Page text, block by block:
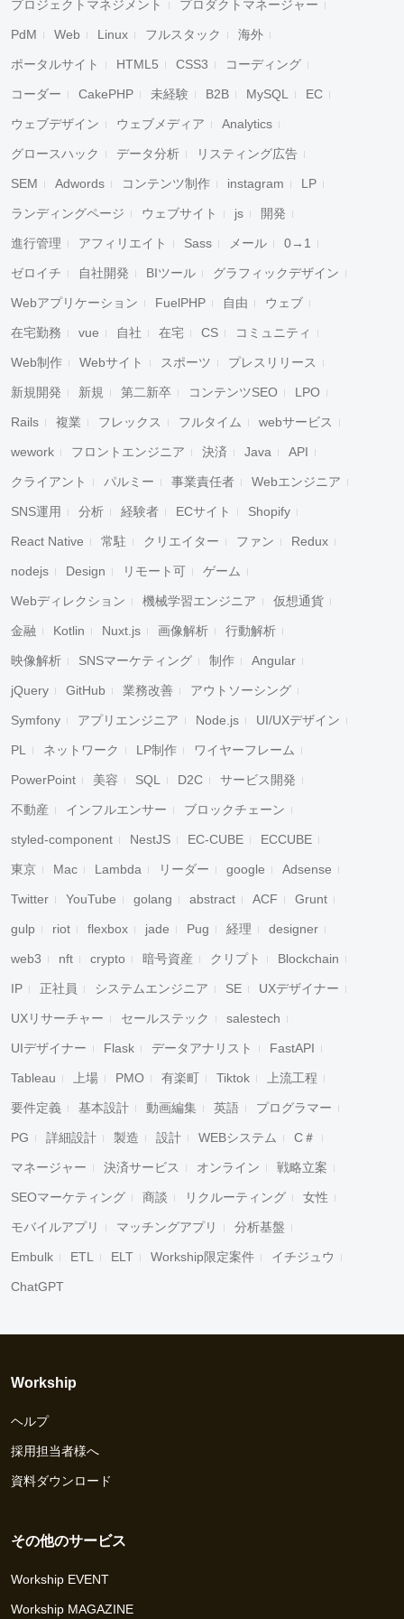
プロジェクトマネジメント プロダクトマネージャー
PdM Web Linux フルスタック 海外
ポータルサイト HTML5 CSS3 コーディング
コーダー CakePHP 未経験 B2B MySQL EC
ウェブデザイン ウェブメディア Analytics
グロースハック データ分析 リスティング広告
SEM Adwords コンテンツ制作 instagram LP
ランディングページ ウェブサイト js 開発
進行管理 アフィリエイト Sass メール 0→1
ゼロイチ 自社開発 BIツール グラフィックデザイン
Webアプリケーション FuelPHP 自由 ウェブ
在宅勤務 vue 自社 在宅 CS コミュニティ
Web制作 Webサイト スポーツ プレスリリース
新規開発 新規 第二新卒 コンテンツSEO LPO
Rails 複業 フレックス フルタイム webサービス
wework フロントエンジニア 決済 Java API
クライアント パルミー 事業責任者 Webエンジニア
SNS運用 分析 経験者 ECサイト Shopify
React Native 常駐 クリエイター ファン Redux
nodejs Design リモート可 ゲーム
Webディレクション 機械学習エンジニア 仮想通貨
金融 Kotlin Nuxt.js 画像解析 行動解析
映像解析 SNSマーケティング 制作 Angular
jQuery GitHub 業務改善 アウトソーシング
Symfony アプリエンジニア Node.js UI/UXデザイン
PL ネットワーク LP制作 ワイヤーフレーム
PowerPoint 美容 SQL D2C サービス開発
不動産 インフルエンサー ブロックチェーン
styled-component NestJS EC-CUBE ECCUBE
東京 Mac Lambda リーダー google Adsense
Twitter YouTube golang abstract ACF Grunt
gulp riot flexbox jade Pug 経理 designer
web3 nft crypto 暗号資産 クリプト Blockchain
IP 正社員 システムエンジニア SE UXデザイナー
UXリサーチャー セールステック salestech
UIデザイナー Flask データアナリスト FastAPI
Tableau 上場 PMO 有楽町 Tiktok 上流工程
要件定義 基本設計 動画編集 英語 プログラマー
PG 詳細設計 製造 設計 WEBシステム C＃
マネージャー 決済サービス オンライン 戦略立案
SEOマーケティング 商談 リクルーティング 女性
モバイルアプリ マッチングアプリ 分析基盤
Embulk ETL ELT Workship限定案件 イチジュウ
ChatGPT
Workship
ヘルプ
採用担当者様へ
資料ダウンロード
その他のサービス
Workship EVENT
Workship MAGAZINE